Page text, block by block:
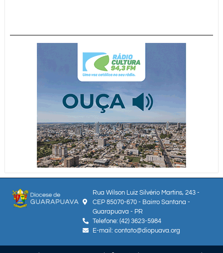
Rua Wilson Luiz Silvério Martins, 243 -
CEP 85070-670 - Bairro Santana -
Guarapuava - PR
Telefone: (42) 3623-5984
E-mail: contato@diopuava.org